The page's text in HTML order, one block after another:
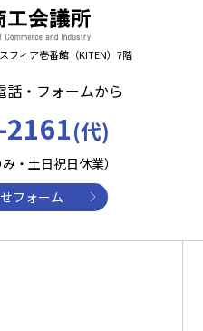
フィア壱番館（KITEN）7階
話・フォームから
(代)
・土日祝日休業）
フォーム